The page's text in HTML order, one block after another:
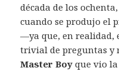
década de los
cuando se produjo el
—ya que, en realidad,
trivial de preguntas y
Master Boy que vio la